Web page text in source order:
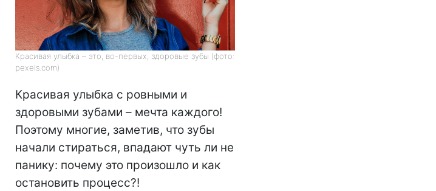
Красивая улыбка – это, во-первых, здоровые зубы (фото:
pexels.com)
Красивая улыбка с ровными и
здоровыми зубами – мечта каждого!
Поэтому многие, заметив, что зубы
начали стираться, впадают чуть ли не
панику: почему это произошло и как
остановить процесс?!